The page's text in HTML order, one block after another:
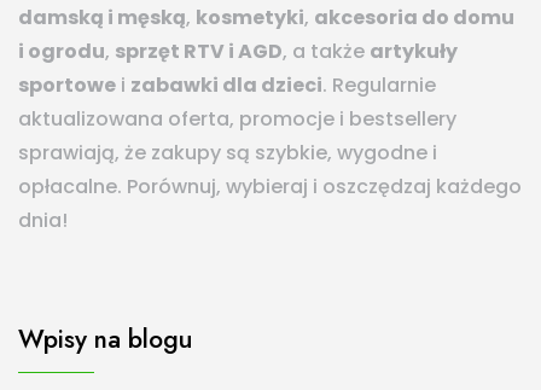
damską i męską, kosmetyki, akcesoria do domu
i ogrodu, sprzęt RTV i AGD, a także artykuły
sportowe i zabawki dla dzieci. Regularnie
aktualizowana oferta, promocje i bestsellery
sprawiają, że zakupy są szybkie, wygodne i
opłacalne. Porównuj, wybieraj i oszczędzaj każdego
dnia!
Wpisy na blogu